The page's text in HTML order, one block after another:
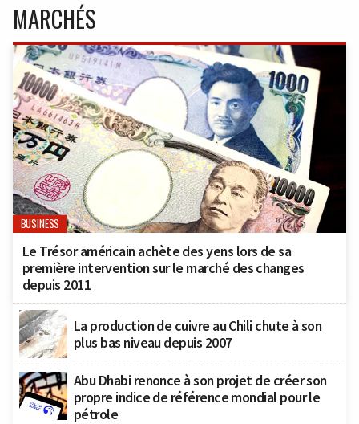
MARCHÉS
BUSINESS
Le Trésor américain achète des yens lors de sa
première intervention sur le marché des changes
depuis 2011
La production de cuivre au Chili chute à son
plus bas niveau depuis 2007
Abu Dhabi renonce à son projet de créer son
propre indice de référence mondial pour le
pétrole